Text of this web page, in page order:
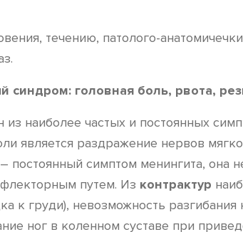
течению, патолого-
синдром: головная боль, рвота,
из наиболее частых и постоянных
является раздражение нервов
– постоянный симптом менингита, она
путем. Из контрактур
к груди), невозможность
ног в коленном суставе при